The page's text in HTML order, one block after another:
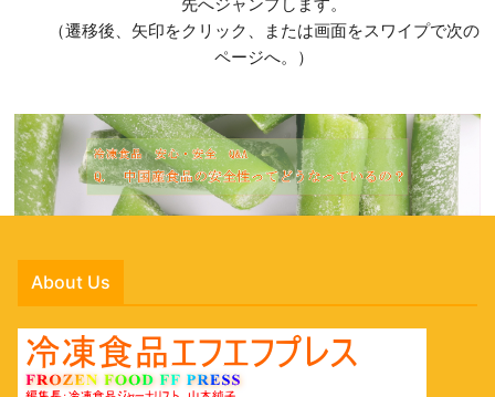
（遷移後、矢印をクリック、または画面をスワイプで次の
ページへ。）
About Us